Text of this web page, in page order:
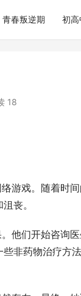
青春叛逆期 初高
18
游戏。随着时
丧。
他们开始咨询
非药物治疗方